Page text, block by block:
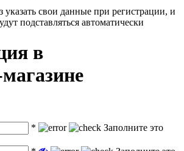
указать свои данные при регистрации, и
подставляться автоматически
в
*
Заполните это